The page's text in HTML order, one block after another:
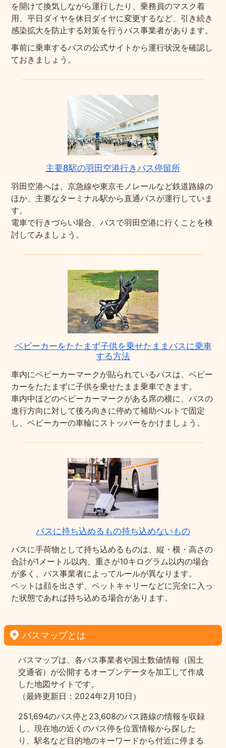
を開けて換気しながら運行したり、乗務員のマスク着
用、平日ダイヤを休日ダイヤに変更するなど、引き続き
感染拡大を防止する対策を行うバス事業者があります。
事前に乗車するバスの公式サイトから運行状況を確認し
ておきましょう。
主要8駅の羽田空港行きバス停留所
羽田空港へは、京急線や東京モノレールなど鉄道路線の
ほか、主要なターミナル駅から直通バスが運行していま
す。
電車で行きづらい場合、バスで羽田空港に行くことを検
討してみましょう。
ベビーカーをたたまず子供を乗せたままバスに乗車
する方法
車内にベビーカーマークが貼られているバスは、ベビー
カーをたたまずに子供を乗せたまま乗車できます。
車内中ほどのベビーカーマークがある席の横に、バスの
進行方向に対して後ろ向きに停めて補助ベルトで固定
し、ベビーカーの車輪にストッパーをかけましょう。
バスに持ち込めるもの持ち込めないもの
バスに手荷物として持ち込めるものは、縦・横・高さの
合計が1メートル以内、重さが10キログラム以内の場合
が多く、バス事業者によってルールが異なります。
ペットは顔を出さず、ペットキャリーなどに完全に入っ
た状態であれば持ち込める場合があります。
バスマップとは
バスマップは、各バス事業者や国土数値情報（国土
交通省）が公開するオープンデータを加工して作成
した地図サイトです。
（最終更新日：2024年2月10日）
251,694のバス停と23,608のバス路線の情報を収録
し、現在地の近くのバス停を位置情報から探した
り、駅名など目的地のキーワードから付近に停まる